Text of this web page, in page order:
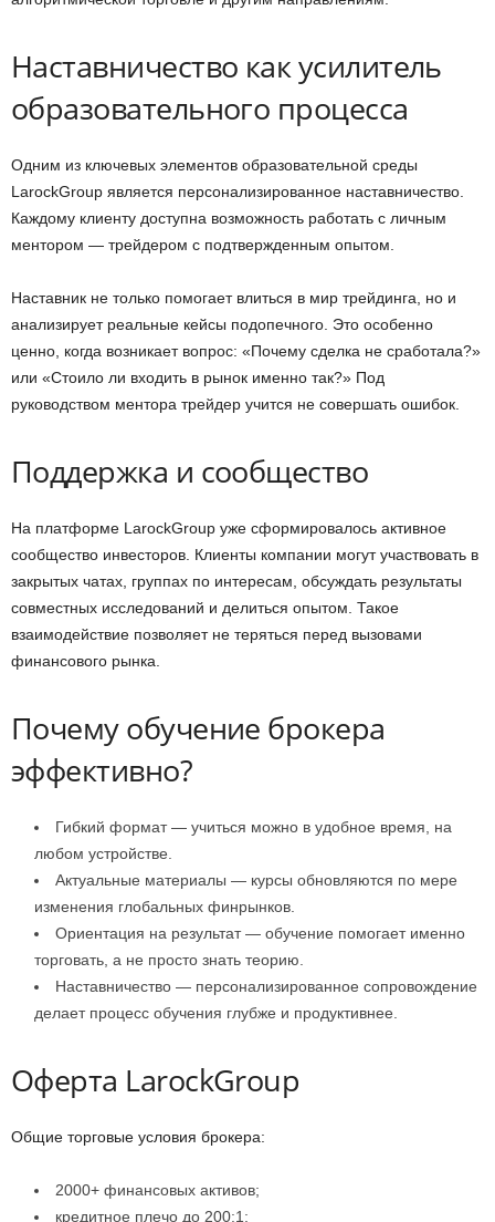
Наставничество как усилитель
образовательного процесса
Одним из ключевых элементов образовательной среды
LarockGroup является персонализированное наставничество.
Каждому клиенту доступна возможность работать с личным
ментором — трейдером с подтвержденным опытом.
Наставник не только помогает влиться в мир трейдинга, но и
анализирует реальные кейсы подопечного. Это особенно
ценно, когда возникает вопрос: «Почему сделка не сработала?»
или «Стоило ли входить в рынок именно так?» Под
руководством ментора трейдер учится не совершать ошибок.
Поддержка и сообщество
На платформе LarockGroup уже сформировалось активное
сообщество инвесторов. Клиенты компании могут участвовать в
закрытых чатах, группах по интересам, обсуждать результаты
совместных исследований и делиться опытом. Такое
взаимодействие позволяет не теряться перед вызовами
финансового рынка.
Почему обучение брокера
эффективно?
Гибкий формат — учиться можно в удобное время, на
любом устройстве.
Актуальные материалы — курсы обновляются по мере
изменения глобальных финрынков.
Ориентация на результат — обучение помогает именно
торговать, а не просто знать теорию.
Наставничество — персонализированное сопровождение
делает процесс обучения глубже и продуктивнее.
Оферта LarockGroup
Общие торговые условия брокера:
2000+ финансовых активов;
кредитное плечо до 200:1;